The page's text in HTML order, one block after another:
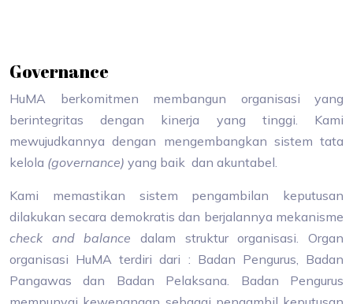
Governance
HuMA berkomitmen membangun organisasi yang
berintegritas dengan kinerja yang tinggi. Kami
mewujudkannya dengan mengembangkan sistem tata
kelola (governance) yang baik dan akuntabel.
Kami memastikan sistem pengambilan keputusan
dilakukan secara demokratis dan berjalannya mekanisme
check and balance dalam struktur organisasi. Organ
organisasi HuMA terdiri dari : Badan Pengurus, Badan
Pangawas dan Badan Pelaksana. Badan Pengurus